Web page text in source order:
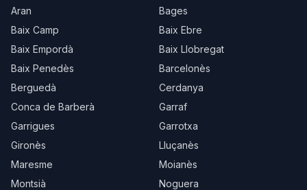
Aran
Bages
Baix Camp
Baix Ebre
Baix Empordà
Baix Llobregat
Baix Penedès
Barcelonès
Berguedà
Cerdanya
Conca de Barberà
Garraf
Garrigues
Garrotxa
Gironès
Lluçanès
Maresme
Moianès
Montsià
Noguera